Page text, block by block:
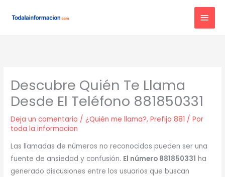
Descubre Quién Te Llama
Desde El Teléfono 881850331
Deja un comentario /¿Quién me llama?,Prefijo 881 / Por
toda la informacion
Las llamadas de números no reconocidos pueden ser una
fuente de ansiedad y confusión. El número 881850331 ha
generado discusiones entre los usuarios que buscan